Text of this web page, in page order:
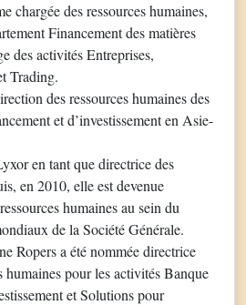
chargée des ressources humaines,
Financement des matières
des activités Entreprises,
Trading.
des ressources humaines des
et d’investissement en Asie-
en tant que directrice des
en 2010, elle est devenue
humaines au sein du
de la Société Générale.
Ropers a été nommée directrice
humaines pour les activités Banque
et Solutions pour